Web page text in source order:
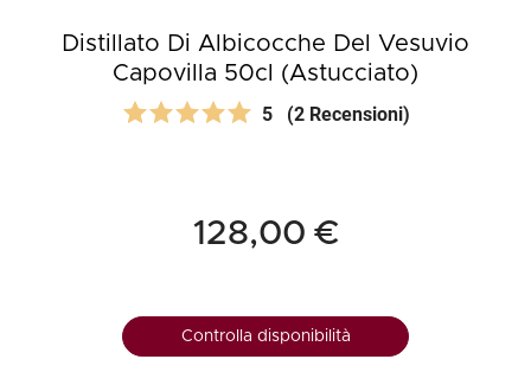
Distillato Di Albicocche Del Vesuvio
Capovilla 50cl (Astucciato)
5 (2 Recensioni)
128,00 €
Controlla disponibilità